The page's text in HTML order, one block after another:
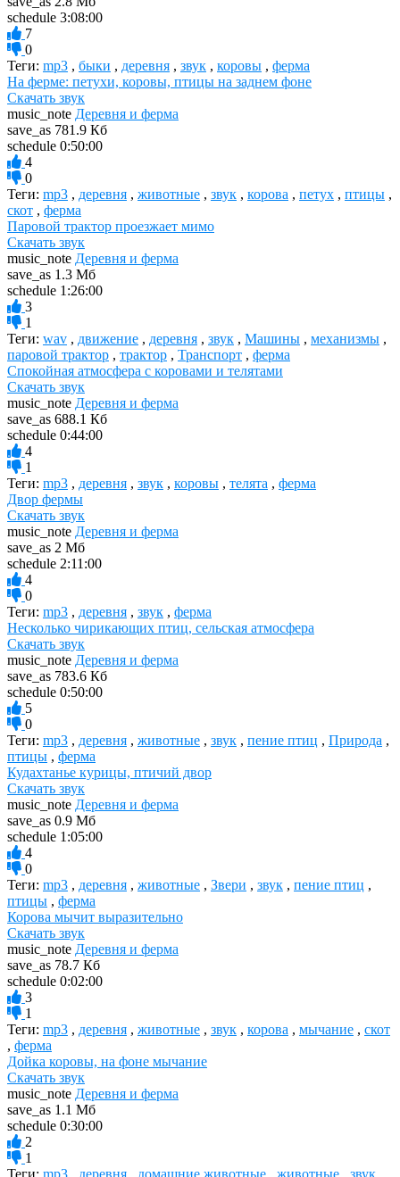
schedule 3:08:00
7
0
Теги: mp3 , быки , деревня , звук , коровы , ферма
На ферме: петухи, коровы, птицы на заднем фоне
Скачать звук
music_note Деревня и ферма
save_as 781.9 Кб
schedule 0:50:00
4
0
Теги: mp3 , деревня , животные , звук , корова , петух , птицы ,
скот , ферма
Паровой трактор проезжает мимо
Скачать звук
music_note Деревня и ферма
save_as 1.3 Мб
schedule 1:26:00
3
1
Теги: wav , движение , деревня , звук , Машины , механизмы ,
паровой трактор , трактор , Транспорт , ферма
Спокойная атмосфера с коровами и телятами
Скачать звук
music_note Деревня и ферма
save_as 688.1 Кб
schedule 0:44:00
4
1
Теги: mp3 , деревня , звук , коровы , телята , ферма
Двор фермы
Скачать звук
music_note Деревня и ферма
save_as 2 Мб
schedule 2:11:00
4
0
Теги: mp3 , деревня , звук , ферма
Несколько чирикающих птиц, сельская атмосфера
Скачать звук
music_note Деревня и ферма
save_as 783.6 Кб
schedule 0:50:00
5
0
Теги: mp3 , деревня , животные , звук , пение птиц , Природа ,
птицы , ферма
Кудахтанье курицы, птичий двор
Скачать звук
music_note Деревня и ферма
save_as 0.9 Мб
schedule 1:05:00
4
0
Теги: mp3 , деревня , животные , Звери , звук , пение птиц ,
птицы , ферма
Корова мычит выразительно
Скачать звук
music_note Деревня и ферма
save_as 78.7 Кб
schedule 0:02:00
3
1
Теги: mp3 , деревня , животные , звук , корова , мычание , скот
, ферма
Дойка коровы, на фоне мычание
Скачать звук
music_note Деревня и ферма
save_as 1.1 Мб
schedule 0:30:00
2
1